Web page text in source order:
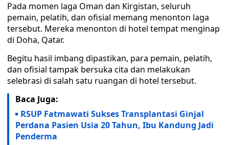
Pada momen laga Oman dan Kirgistan, seluruh
pemain, pelatih, dan ofisial memang menonton laga
tersebut. Mereka menonton di hotel tempat menginap
di Doha, Qatar.
Begitu hasil imbang dipastikan, para pemain, pelatih,
dan ofisial tampak bersuka cita dan melakukan
selebrasi di salah satu ruangan di hotel tersebut.
Baca Juga:
RSUP Fatmawati Sukses Transplantasi Ginjal
Perdana Pasien Usia 20 Tahun, Ibu Kandung Jadi
Penderma